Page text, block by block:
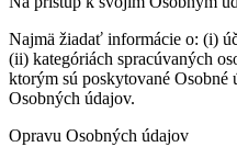
Najmä žiadať informácie o: (i)
(ii) kategóriách spracúvaných
ktorým sú poskytované Osobné
Osobných údajov.
Opravu Osobných údajov